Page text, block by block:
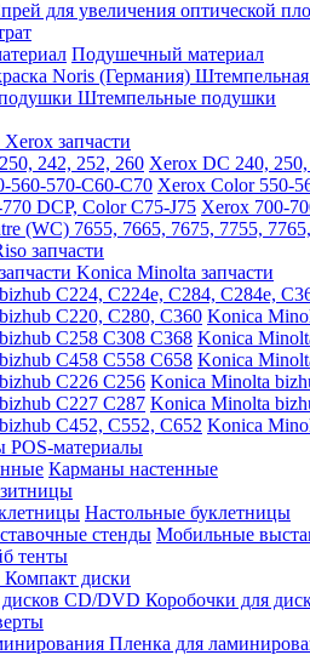
Подушечный материал
Штемпельная
Штемпельные подушки
Xerox запчасти
Xerox DC 240,
Xerox Color 550-
Xerox 700-
запчасти
Konica Minolta запчасти
Konica
Konica
Konica
Konica Minolta
Konica Minolta
Konica
POS-материалы
Карманы настенные
Настольные буклетницы
Мобильные
тенты
Компакт диски
Коробочки для
Пленка для